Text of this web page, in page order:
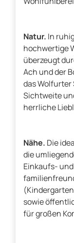
Natur. In
hochwertige
überzeugt
Ach und der
das Wolfurter
Sichtweite
herrliche
Nähe. Die
die
Einkaufs-
sowie
für großen